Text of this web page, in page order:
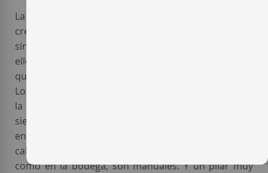
La filosofía de esta
crear vinos extraordinarios que reflejen toda la
singularidad del terroir de donde proceden. Para
ello, solo utilizan uvas de su finca; de esta manera,
queda claramente reflejado el carácter de su terroir.
Los viñedos se cuidan con prácticas sostenibles, con
la mínima intervención. La bodega
siempre selecciona sus uvas tanto en la planta como
en la bodega para asegurarse un vino de alta
calidad. Todos los procesos, tanto en el campo
como en la bodega, son manuales. Y un pilar muy